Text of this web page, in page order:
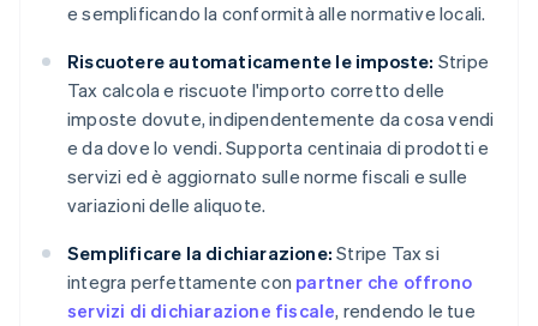
e semplificando la conformità alle normative locali.
Riscuotere automaticamente le imposte: Stripe
Tax calcola e riscuote l'importo corretto delle
imposte dovute, indipendentemente da cosa vendi
e da dove lo vendi. Supporta centinaia di prodotti e
servizi ed è aggiornato sulle norme fiscali e sulle
variazioni delle aliquote.
Semplificare la dichiarazione: Stripe Tax si
integra perfettamente con partner che offrono
servizi di dichiarazione fiscale, rendendo le tue